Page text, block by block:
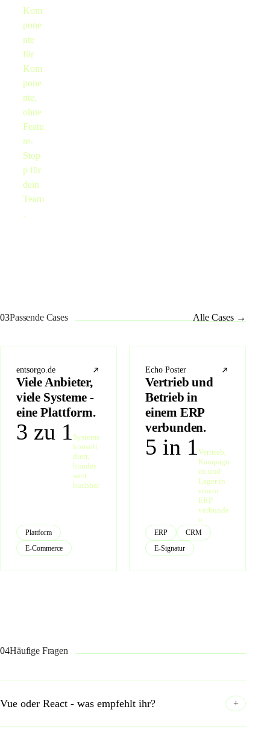
Kom
pone
nte
für
Kom
pone
nte,
ohne
Featu
re-
Stop
p für
dein
Team
.
03Passende Cases Alle Cases →
entsorgo.de
Viele Anbieter,
viele Systeme -
eine Plattform.
3 zu 1 Systeme
konsoli
diert,
bundes
weit
buchbar
Plattform
E-Commerce
Echo Poster
Vertrieb und
Betrieb in
einem ERP
verbunden.
5 in 1 Vertrieb,
Kampagn
en und
Lager in
einem
ERP
verbunde
n
ERP
CRM
E-Signatur
04Häufige Fragen
Vue oder React - was empfehlt ihr? +